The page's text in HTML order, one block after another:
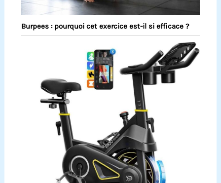
Burpees : pourquoi cet exercice est-il si efficace ?